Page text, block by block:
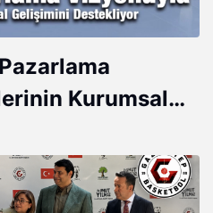
Kurumsal